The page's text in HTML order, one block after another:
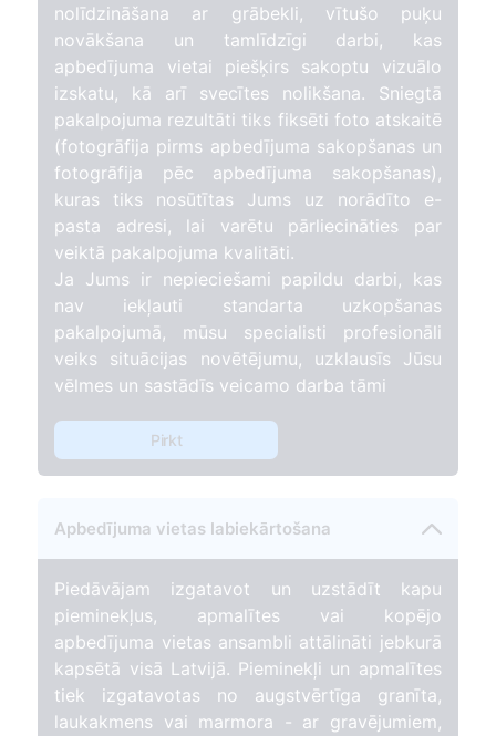
nolīdzināšana ar grābekli, vītušo puķu
novākšana un tamlīdzīgi darbi, kas
apbedījuma vietai piešķirs sakoptu vizuālo
izskatu, kā arī svecītes nolikšana. Sniegtā
pakalpojuma rezultāti tiks fiksēti foto atskaitē
(fotogrāfija pirms apbedījuma sakopšanas un
fotogrāfija pēc apbedījuma sakopšanas),
kuras tiks nosūtītas Jums uz norādīto e-
pasta adresi, lai varētu pārliecināties par
veiktā pakalpojuma kvalitāti.
Ja Jums ir nepieciešami papildu darbi, kas
nav iekļauti standarta uzkopšanas
pakalpojumā, mūsu specialisti profesionāli
veiks situācijas novētējumu, uzklausīs Jūsu
vēlmes un sastādīs veicamo darba tāmi
Pirkt
Apbedījuma vietas labiekārtošana
Piedāvājam izgatavot un uzstādīt kapu
pieminekļus, apmalītes vai kopējo
apbedījuma vietas ansambli attālināti jebkurā
kapsētā visā Latvijā. Pieminekļi un apmalītes
tiek izgatavotas no augstvērtīga granīta,
laukakmens vai marmora - ar gravējumiem,